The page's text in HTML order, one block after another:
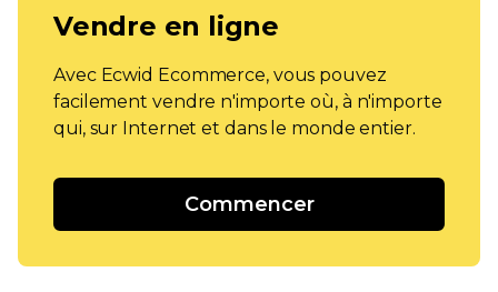
Vendre en ligne
Avec Ecwid Ecommerce, vous pouvez
facilement vendre n'importe où, à n'importe
qui, sur Internet et dans le monde entier.
Commencer